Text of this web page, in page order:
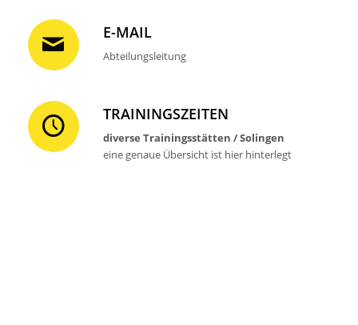
E-MAIL
Abteilungsleitung
TRAININGSZEITEN
diverse Trainingsstätten / Solingen
eine genaue Übersicht ist hier hinterlegt